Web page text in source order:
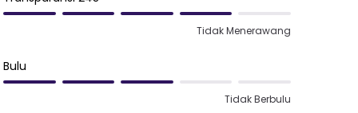
Tidak Menerawang
Bulu
Tidak Berbulu